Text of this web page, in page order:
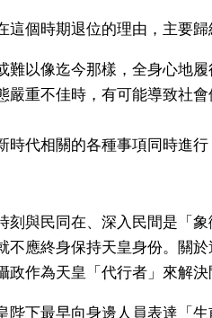
個時期退位的理由，主要歸
難以像迄今那樣，全身心地
嚴重不佳時，有可能導致社
時代相關的各種事項同時進
刻與民同在、深入民間是「
不應終身保持天皇身份。關
作為天皇「代行者」來解決
下最早向身邊人員表達「生